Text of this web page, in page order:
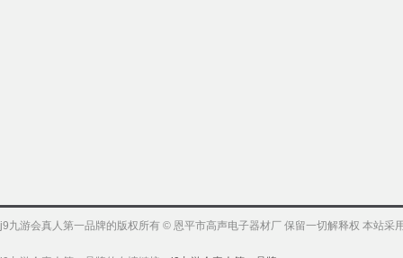
j9九游会真人第一品牌的版权所有 © 恩平市高声电子器材厂 保留一切解释权 本站采